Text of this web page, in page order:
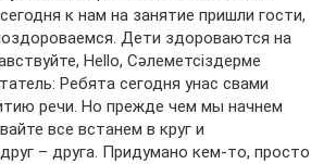
к нам на занятие пришли гости,
Дети здороваются на
Hello, Сәлеметсіздерме
Ребята сегодня унас свами
речи. Но прежде чем мы начнем
все встанем в круг и
– друга. Придумано кем-то, просто